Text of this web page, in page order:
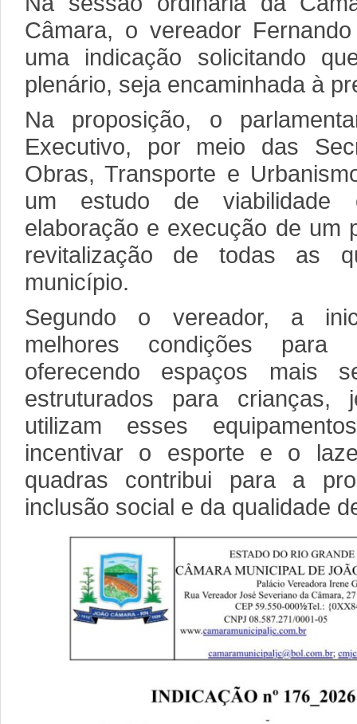
Câmara, o vereador
uma indicação solicitando
plenário, seja encaminhada à
Na proposição, o
Executivo, por meio das
Obras, Transporte e
um estudo de viabilidade
elaboração e execução de um
revitalização de todas as
município.
Segundo o vereador, a
melhores condições
oferecendo espaços mais
estruturados para
utilizam esses
incentivar o esporte e o
quadras contribui para a
inclusão social e da qualidade